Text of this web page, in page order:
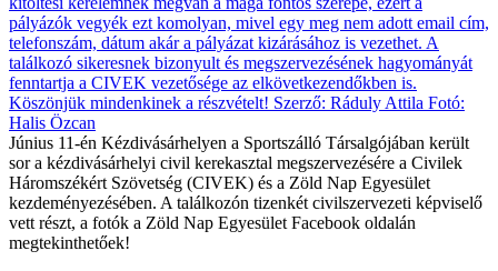
Június 11-én Kézdivásárhelyen a Sportszálló Társalgójában került
sor a kézdivásárhelyi civil kerekasztal megszervezésére a Civilek
Háromszékért Szövetség (CIVEK) és a Zöld Nap Egyesület
kezdeményezésében. A találkozón tizenkét civilszervezeti képviselő
vett részt, a fotók a Zöld Nap Egyesület Facebook oldalán
megtekinthetőek!